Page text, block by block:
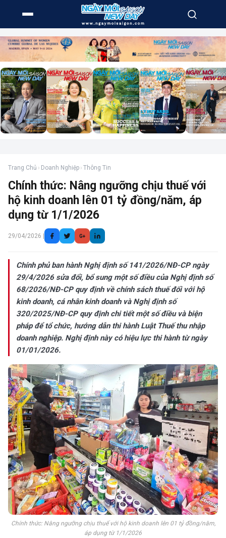
Trang Chủ › Doanh Nghiệp › Thông Tin
Chính thức: Nâng ngưỡng chịu thuế với
hộ kinh doanh lên 01 tỷ đồng/năm, áp
dụng từ 1/1/2026
29/04/2026 | G+
Chính phủ ban hành Nghị định số 141/2026/NĐ-CP ngày
29/4/2026 sửa đổi, bổ sung một số điều của Nghị định số
68/2026/NĐ-CP quy định về chính sách thuế đối với hộ
kinh doanh, cá nhân kinh doanh và Nghị định số
320/2025/NĐ-CP quy định chi tiết một số điều và biện
pháp để tổ chức, hướng dẫn thi hành Luật Thuế thu nhập
doanh nghiệp. Nghị định này có hiệu lực thi hành từ ngày
01/01/2026.
Chính thức: Nâng ngưỡng chịu thuế với hộ kinh doanh lên 01 tỷ đồng/năm,
áp dụng từ 1/1/2026